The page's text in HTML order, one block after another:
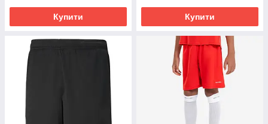
Купити Купити